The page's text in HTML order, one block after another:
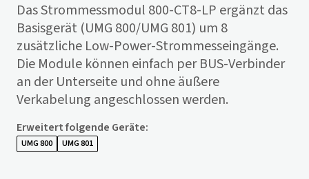
Das Strommessmodul 800-CT8-LP ergänzt das
Basisgerät (UMG 800/UMG 801) um 8
zusätzliche Low-Power-Strommesseingänge.
Die Module können einfach per BUS-Verbinder
an der Unterseite und ohne äußere
Verkabelung angeschlossen werden.
Erweitert folgende Geräte:
UMG 800 UMG 801